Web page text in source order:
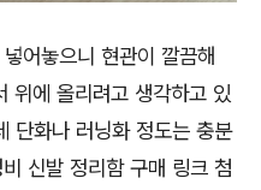
어놓으니 현관이 깔끔해
위에 올리려고 생각하고 있
단화나 러닝화 정도는 충분
신발 정리함 구매 링크 첨